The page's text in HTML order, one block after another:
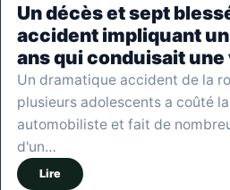
Un décès et sept
accident impliquant
ans qui conduisait
Un dramatique accident de la
plusieurs adolescents a coûté
automobiliste et fait de
d'un…
Lire